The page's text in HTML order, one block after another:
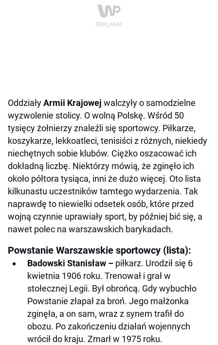
OddziałyArmii Krajowej walczyły o samodzielne
wyzwolenie stolicy. O wolną Polskę. Wśród 50
tysięcy żołnierzy znaleźli się sportowcy. Piłkarze,
koszykarze, lekkoatleci, tenisiści z różnych, niekiedy
niechętnych sobie klubów. Ciężko oszacować ich
dokładną liczbę. Niektórzy mówią, że zginęło ich
około półtora tysiąca, inni że dużo więcej. Oto lista
kilkunastu uczestników tamtego wydarzenia. Tak
naprawdę to niewielki odsetek osób, które przed
wojną czynnie uprawiały sport, by później bić się, a
nawet polec na warszawskich barykadach.
Powstanie Warszawskie sportowcy (lista):
Badowski Stanisław – piłkarz. Urodził się 6
kwietnia 1906 roku. Trenował i grał w
stołecznej Legii. Był obrońcą. Gdy wybuchło
Powstanie złapał za broń. Jego małżonka
zginęła, a on sam, wraz z synem trafił do
obozu. Po zakończeniu działań wojennych
wrócił do kraju. Zmarł w 1975 roku.